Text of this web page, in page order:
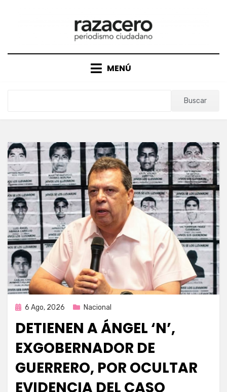
MENÚ
Buscar
Publicada
6 Ago, 2026 Nacional
DETIENEN A ÁNGEL ‘N’,
EXGOBERNADOR DE
GUERRERO, POR OCULTAR
EVIDENCIA DEL CASO